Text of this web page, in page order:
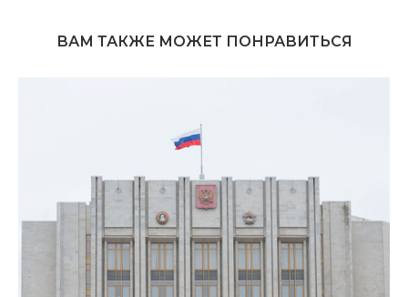
ВАМ ТАКЖЕ МОЖЕТ ПОНРАВИТЬСЯ